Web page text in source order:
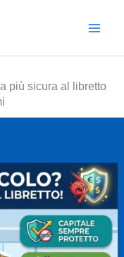
più sicura al libretto